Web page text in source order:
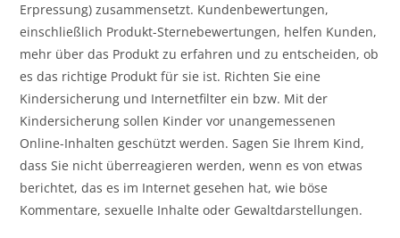
Erpressung) zusammensetzt. Kundenbewertungen,
einschließlich Produkt-Sternebewertungen, helfen Kunden,
mehr über das Produkt zu erfahren und zu entscheiden, ob
es das richtige Produkt für sie ist. Richten Sie eine
Kindersicherung und Internetfilter ein bzw. Mit der
Kindersicherung sollen Kinder vor unangemessenen
Online-Inhalten geschützt werden. Sagen Sie Ihrem Kind,
dass Sie nicht überreagieren werden, wenn es von etwas
berichtet, das es im Internet gesehen hat, wie böse
Kommentare, sexuelle Inhalte oder Gewaltdarstellungen.